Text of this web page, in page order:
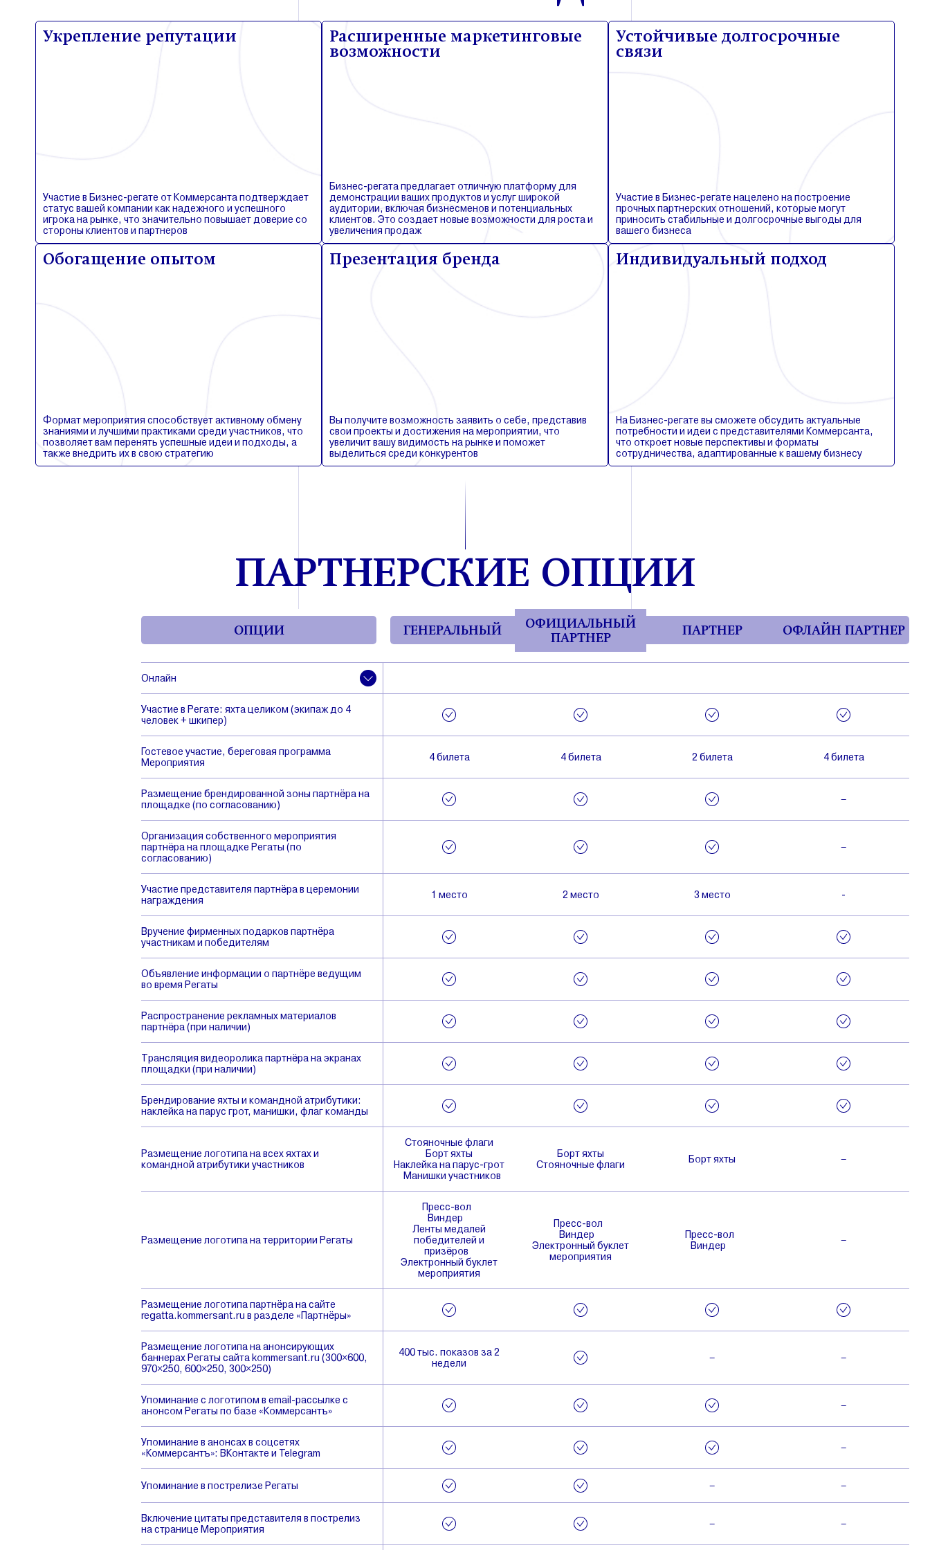
Укрепление репутации
Участие в Бизнес-регате от Коммерсанта подтверждает
статус вашей компании как надежного и успешного
игрока на рынке, что значительно повышает доверие со
стороны клиентов и партнеров
Расширенные маркетинговые
возможности
Бизнес-регата предлагает отличную платформу для
демонстрации ваших продуктов и услуг широкой
аудитории, включая бизнесменов и потенциальных
клиентов. Это создает новые возможности для роста и
увеличения продаж
Устойчивые долгосрочные
связи
Участие в Бизнес-регате нацелено на построение
прочных партнерских отношений, которые могут
приносить стабильные и долгосрочные выгоды для
вашего бизнеса
Обогащение опытом
Формат мероприятия способствует активному обмену
знаниями и лучшими практиками среди участников, что
позволяет вам перенять успешные идеи и подходы, а
также внедрить их в свою стратегию
Презентация бренда
Вы получите возможность заявить о себе, представив
свои проекты и достижения на мероприятии, что
увеличит вашу видимость на рынке и поможет
выделиться среди конкурентов
Индивидуальный подход
На Бизнес-регате вы сможете обсудить актуальные
потребности и идеи с представителями Коммерсанта,
что откроет новые перспективы и форматы
сотрудничества, адаптированные к вашему бизнесу
ПАРТНЕРСКИЕ ОПЦИИ
ОПЦИИ ГЕНЕРАЛЬНЫЙ
ОФИЦИАЛЬНЫЙ
ПАРТНЕР
ПАРТНЕР ОФЛАЙН ПАРТНЕР
Онлайн
Участие в Регате: яхта целиком (экипаж до 4
человек + шкипер)
Гостевое участие, береговая программа
Мероприятия
4 билета 4 билета 2 билета 4 билета
Размещение брендированной зоны партнёра на
площадке (по согласованию)
–
Организация собственного мероприятия
партнёра на площадке Регаты (по
согласованию)
–
Участие представителя партнёра в церемонии
награждения
1 место 2 место 3 место -
Вручение фирменных подарков партнёра
участникам и победителям
Объявление информации о партнёре ведущим
во время Регаты
Распространение рекламных материалов
партнёра (при наличии)
Трансляция видеоролика партнёра на экранах
площадки (при наличии)
Брендирование яхты и командной атрибутики:
наклейка на парус грот, манишки, флаг команды
Размещение логотипа на всех яхтах и
командной атрибутики участников
Стояночные флаги
Борт яхты
Наклейка на парус-грот
Манишки участников
Борт яхты
Стояночные флаги
Борт яхты –
Размещение логотипа на территории Регаты
Пресс-вол
Виндер
Ленты медалей
победителей и
призёров
Электронный буклет
мероприятия
Пресс-вол
Виндер
Электронный буклет
мероприятия
Пресс-вол
Виндер
–
Размещение логотипа партнёра на сайте
regatta.kommersant.ru в разделе «Партнёры»
Размещение логотипа на анонсирующих
баннерах Регаты сайта kommersant.ru (300×600,
970×250, 600×250, 300×250)
400 тыс. показов за 2
недели
– –
Упоминание с логотипом в email-рассылке с
анонсом Регаты по базе «Коммерсантъ»
–
Упоминание в анонсах в соцсетях
«Коммерсантъ»: ВКонтакте и Telegram
–
Упоминание в пострелизе Регаты – –
Включение цитаты представителя в пострелиз
на странице Мероприятия
– –